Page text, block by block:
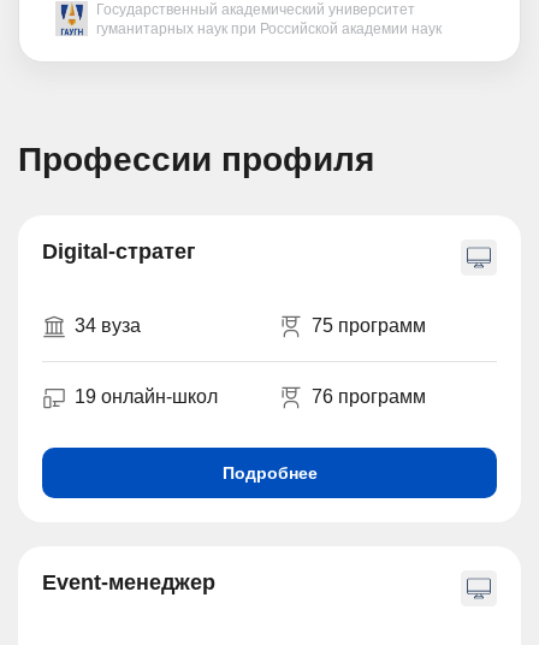
Государственный академический университет
гуманитарных наук при Российской академии наук
Профессии профиля
Digital-стратег
34 вуза 75 программ
19 онлайн-школ 76 программ
Подробнее
Event-менеджер